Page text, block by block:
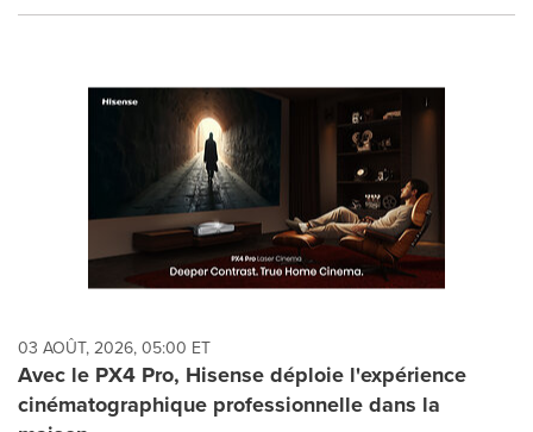
03 AOÛT, 2026, 05:00 ET
Avec le PX4 Pro, Hisense déploie l'expérience
cinématographique professionnelle dans la